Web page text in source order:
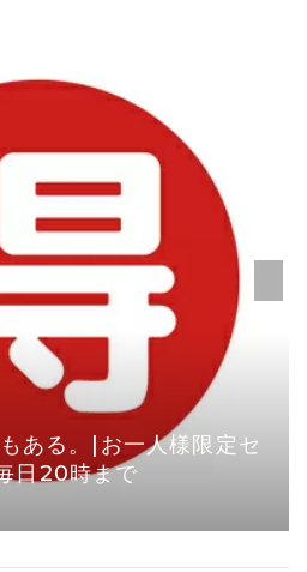
ある。|お一人様限定セ
日20時まで